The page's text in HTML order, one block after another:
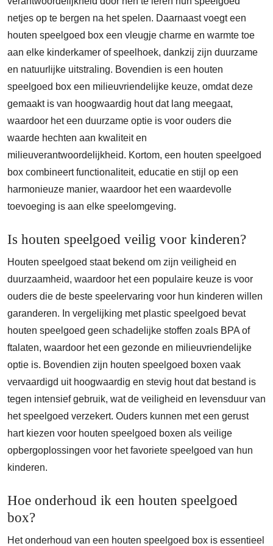
netjes op te bergen na het spelen. Daarnaast voegt een
houten speelgoed box een vleugje charme en warmte toe
aan elke kinderkamer of speelhoek, dankzij zijn duurzame
en natuurlijke uitstraling. Bovendien is een houten
speelgoed box een milieuvriendelijke keuze, omdat deze
gemaakt is van hoogwaardig hout dat lang meegaat,
waardoor het een duurzame optie is voor ouders die
waarde hechten aan kwaliteit en
milieuverantwoordelijkheid. Kortom, een houten speelgoed
box combineert functionaliteit, educatie en stijl op een
harmonieuze manier, waardoor het een waardevolle
toevoeging is aan elke speelomgeving.
Is houten speelgoed veilig voor kinderen?
Houten speelgoed staat bekend om zijn veiligheid en
duurzaamheid, waardoor het een populaire keuze is voor
ouders die de beste speelervaring voor hun kinderen willen
garanderen. In vergelijking met plastic speelgoed bevat
houten speelgoed geen schadelijke stoffen zoals BPA of
ftalaten, waardoor het een gezonde en milieuvriendelijke
optie is. Bovendien zijn houten speelgoed boxen vaak
vervaardigd uit hoogwaardig en stevig hout dat bestand is
tegen intensief gebruik, wat de veiligheid en levensduur van
het speelgoed verzekert. Ouders kunnen met een gerust
hart kiezen voor houten speelgoed boxen als veilige
opbergoplossingen voor het favoriete speelgoed van hun
kinderen.
Hoe onderhoud ik een houten speelgoed
box?
Het onderhoud van een houten speelgoed box is essentieel